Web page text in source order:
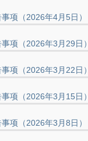
项（2026年4月5日）
项（2026年3月29日）
项（2026年3月22日）
项（2026年3月15日）
项（2026年3月8日）